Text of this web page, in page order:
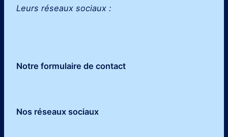
Leurs réseaux sociaux :
Notre formulaire de contact
Nos réseaux sociaux